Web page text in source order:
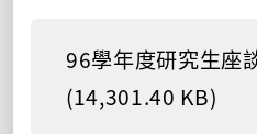
96學年度研究生座
(14,301.40 KB)